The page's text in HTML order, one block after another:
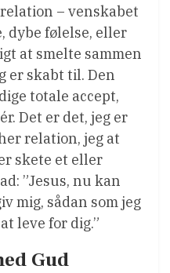
– venskabet
dybe følelse, eller
at smelte sammen
er skabt til. Den
totale accept,
Det er det, jeg er
relation, jeg at
skete et eller
”Jesus, nu kan
mig, sådan som jeg
leve for dig.”
Gud